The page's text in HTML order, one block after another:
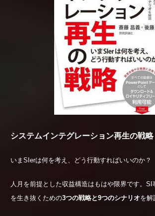
システムインテグレーション再生の戦略
いまSIerは何を考え、どう行動すればいいのか？
人月を前提とした収益構造はもはや限界です。
を生き抜くための3つの戦略と9つのシナリオを解